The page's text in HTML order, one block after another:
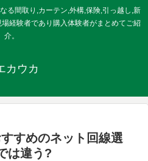
る間取り,カーテン,外構,保険,引っ越し,新
経験者であり購入体験者がまとめてご紹
介。
カウカ
すめのネット回線選
は違う?